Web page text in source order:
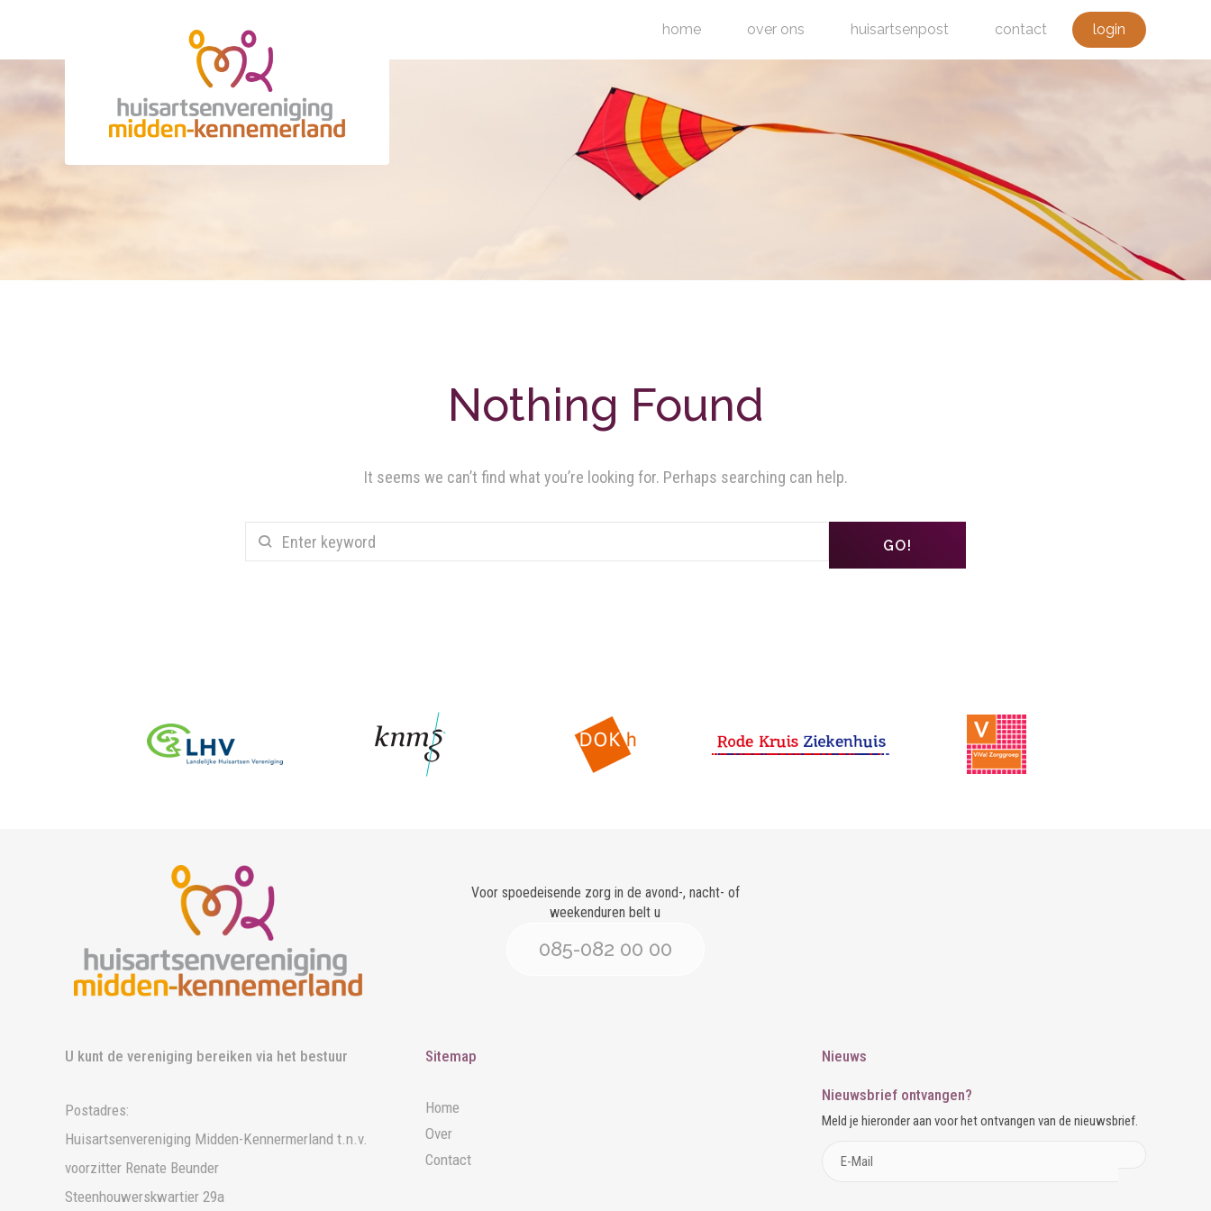
home over ons huisartsenpost contact login
Nothing Found
It seems we can’t find what you’re looking for. Perhaps searching can help.
GO!
Voor spoedeisende zorg in de avond-, nacht- of
weekenduren belt u
085-082 00 00
U kunt de vereniging bereiken via het bestuur
Postadres:
Huisartsenvereniging Midden-Kennermerland t.n.v.
voorzitter Renate Beunder
Steenhouwerskwartier 29a
Sitemap
Home
Over
Contact
Nieuws
Nieuwsbrief ontvangen?
Meld je hieronder aan voor het ontvangen van de nieuwsbrief.